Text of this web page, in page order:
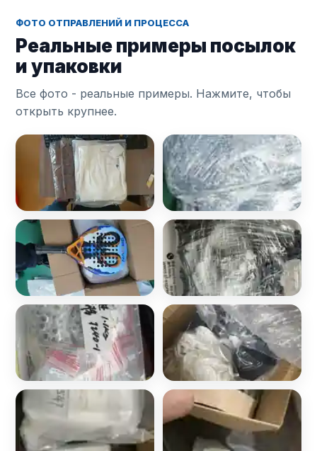
ФОТО ОТПРАВЛЕНИЙ И ПРОЦЕССА
Реальные примеры посылок
и упаковки
Все фото - реальные примеры. Нажмите, чтобы
открыть крупнее.